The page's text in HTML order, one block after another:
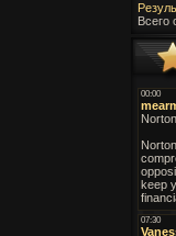
Всего